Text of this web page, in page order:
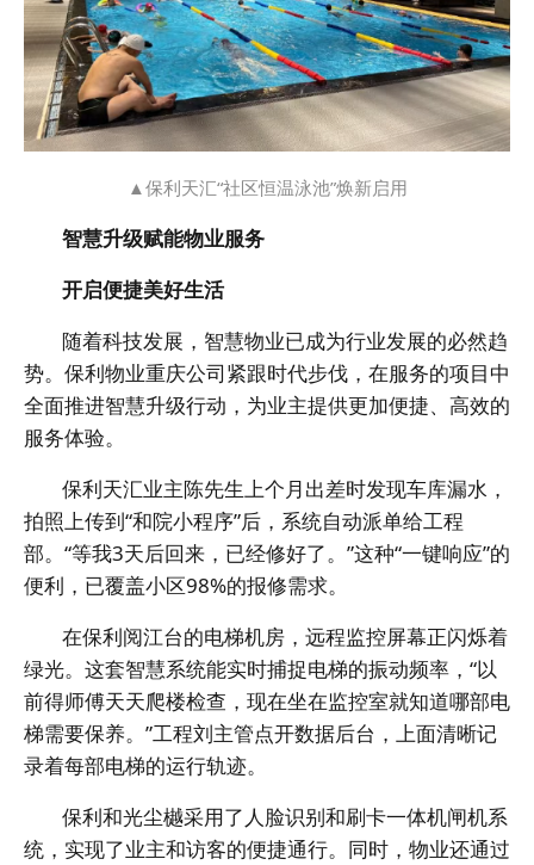
▲保利天汇“社区恒温泳池”焕新启用
智慧升级赋能物业服务
开启便捷美好生活
随着科技发展，智慧物业已成为行业发展的必然趋
势。保利物业重庆公司紧跟时代步伐，在服务的项目中
全面推进智慧升级行动，为业主提供更加便捷、高效的
服务体验。
保利天汇业主陈先生上个月出差时发现车库漏水，
拍照上传到“和院小程序”后，系统自动派单给工程
部。“等我3天后回来，已经修好了。”这种“一键响应”的
便利，已覆盖小区98%的报修需求。
在保利阅江台的电梯机房，远程监控屏幕正闪烁着
绿光。这套智慧系统能实时捕捉电梯的振动频率，“以
前得师傅天天爬楼检查，现在坐在监控室就知道哪部电
梯需要保养。”工程刘主管点开数据后台，上面清晰记
录着每部电梯的运行轨迹。
保利和光尘樾采用了人脸识别和刷卡一体机闸机系
统，实现了业主和访客的便捷通行。同时，物业还通过